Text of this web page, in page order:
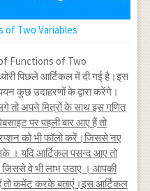
of Two Variables
of Functions of Two
पिछले आर्टिकल में दी गई है।इस
कुछ उदाहरणों के द्वारा करेंगे।
तो अपने मित्रों के साथ इस गणित
पर पहली बार आए हैं तो
को भी फॉलो करें।जिससे नए
। यदि आर्टिकल पसन्द आए तो
वे भी लाभ उठाए । आपकी
हैं तो कमेंट करके बताएं।इस आर्टिकल